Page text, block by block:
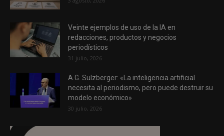
Veinte ejemplos de uso de la IA en
redacciones, productos y negocios
periodísticos
31 julio, 2026
A.G. Sulzberger: «La inteligencia artificial
necesita al periodismo, pero puede destruir su
modelo económico»
30 julio, 2026